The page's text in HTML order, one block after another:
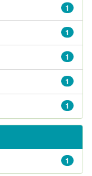
1
1
1
1
1
1